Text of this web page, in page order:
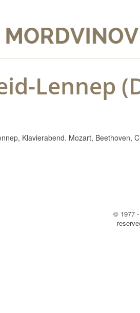
Lennep
Klavierabend. Mozart, Beethoven,
© 1977